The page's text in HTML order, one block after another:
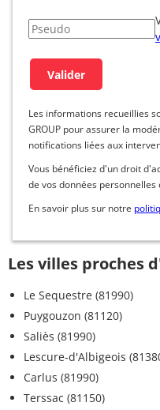
Les informations recueillies
GROUP pour assurer la
notifications liées aux
Vous bénéficiez d'un droit
de vos données
En savoir plus sur notre
Les villes proches
Le Sequestre (81990)
Puygouzon (81120)
Saliès (81990)
Lescure-d'Albigeois
Carlus (81990)
Terssac (81150)